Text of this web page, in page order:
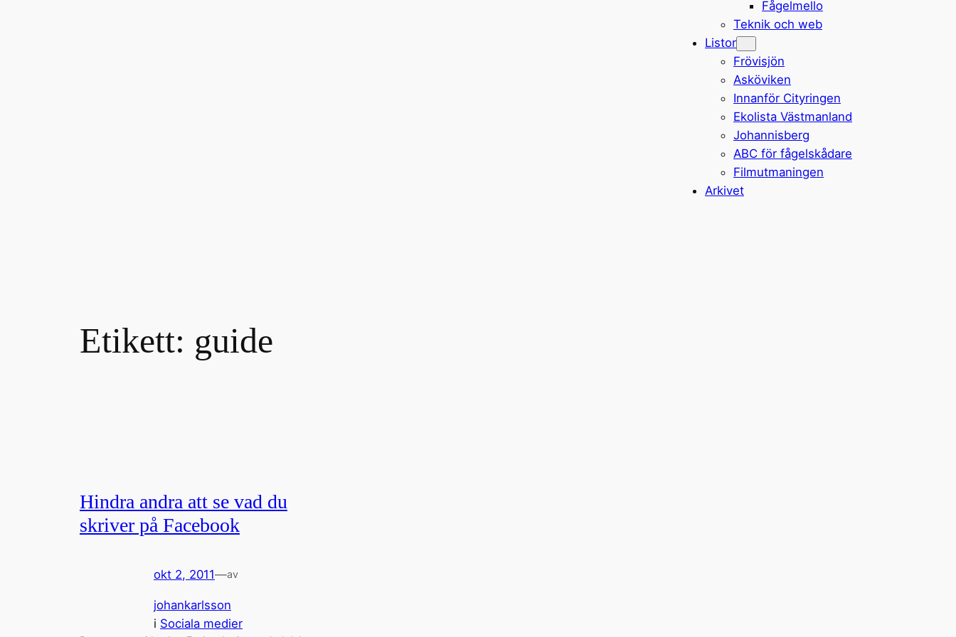
Fågelmello
Teknik och web
Listor
Frövisjön
Asköviken
Innanför Cityringen
Ekolista Västmanland
Johannisberg
ABC för fågelskådare
Filmutmaningen
Arkivet
Etikett: guide
Hindra andra att se vad du
skriver på Facebook
okt 2, 2011—av
johankarlsson
i Sociala medier